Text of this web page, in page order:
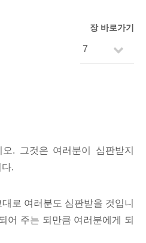
장 바로가기
. 그것은 여러분이 심판받지
.
로 여러분도 심판받을 것입니
어 주는 되만큼 여러분에게 되